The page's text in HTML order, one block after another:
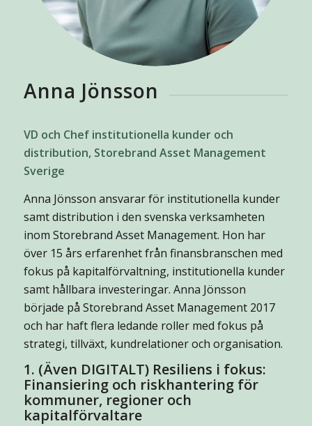
Anna Jönsson
VD och Chef institutionella kunder och
distribution, Storebrand Asset Management
Sverige
Anna Jönsson ansvarar för institutionella kunder
samt distribution i den svenska verksamheten
inom Storebrand Asset Management. Hon har
över 15 års erfarenhet från finansbranschen med
fokus på kapitalförvaltning, institutionella kunder
samt hållbara investeringar. Anna Jönsson
började på Storebrand Asset Management 2017
och har haft flera ledande roller med fokus på
strategi, tillväxt, kundrelationer och organisation.
1. (Även DIGITALT) Resiliens i fokus:
Finansiering och riskhantering för
kommuner, regioner och
kapitalförvaltare